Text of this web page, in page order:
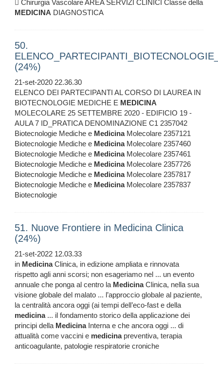
 Chirurgia Vascolare AREA SERVIZI CLINICI Classe della
MEDICINA DIAGNOSTICA
50.
(24%)
21-set-2020 22.36.30
ELENCO DEI PARTECIPANTI AL CORSO DI LAUREA IN
BIOTECNOLOGIE MEDICHE E MEDICINA
MOLECOLARE 25 SETTEMBRE 2020 - EDIFICIO 19 -
AULA 7 ID_PRATICA DENOMINAZIONE C1 2357042
Biotecnologie Mediche e MedicinaMolecolare 2357121
Biotecnologie Mediche e MedicinaMolecolare 2357460
Biotecnologie Mediche e MedicinaMolecolare 2357461
Biotecnologie Mediche e MedicinaMolecolare 2357726
Biotecnologie Mediche e MedicinaMolecolare 2357817
Biotecnologie Mediche e MedicinaMolecolare 2357837
Biotecnologie
51. Nuove Frontiere in Medicina Clinica
(24%)
21-set-2022 12.03.33
in MedicinaClinica, in edizione ampliata e rinnovata
rispetto agli anni scorsi; non esageriamo nel ... un evento
annuale che ponga al centro la MedicinaClinica, nella sua
visione globale del malato ... l’approccio globale al paziente,
la centralità ancora oggi (ai tempi dell’eco-fast e della
medicina... il fondamento storico della applicazione dei
principi della MedicinaInterna e che ancora oggi ... di
attualità come vaccini e medicinapreventiva, terapia
anticoagulante, patologie respiratorie croniche